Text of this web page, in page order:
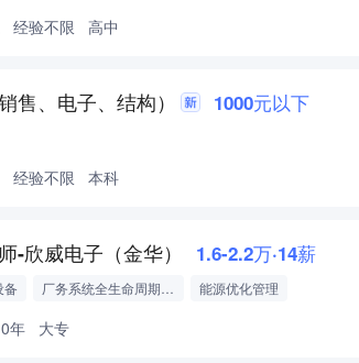
经验不限 高中
售、电子、结构） 1000元以下
经验不限 本科
-欣威电子（金华） 1.6-2.2万·14薪
备 厂务系统全生命周期管理
能源优化管理
年 大专